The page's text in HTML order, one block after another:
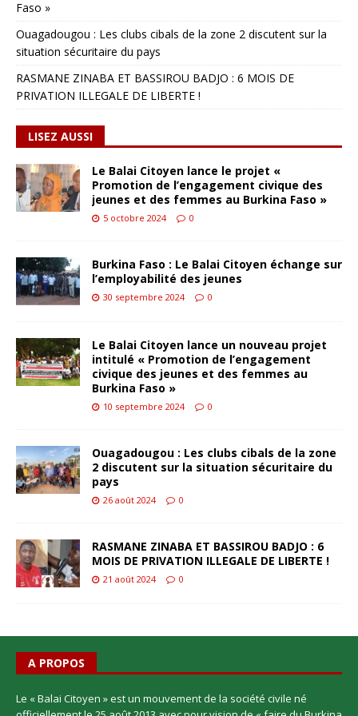
Faso »
Ouagadougou : Les clubs cibals de la zone 2 discutent sur la
situation sécuritaire du pays
RASMANE ZINABA ET BASSIROU BADJO : 6 MOIS DE
PRIVATION ILLEGALE DE LIBERTE !
LISEZ AUSSI
Le Balai Citoyen lance le projet «
Promotion de l’engagement civique des
jeunes et des femmes au Burkina Faso »
5 octobre 2024 0
Burkina Faso : Le Balai Citoyen échange sur
l’employabilité des jeunes
30 septembre 2024 0
Le Balai Citoyen lance un nouveau projet
intitulé « Promotion de l’engagement
civique des jeunes et des femmes au
Burkina Faso »
10 septembre 2024 0
Ouagadougou : Les clubs cibals de la zone
2 discutent sur la situation sécuritaire du
pays
26 août 2024 0
RASMANE ZINABA ET BASSIROU BADJO : 6
MOIS DE PRIVATION ILLEGALE DE LIBERTE !
21 août 2024 0
A PROPOS
Le « Balai Citoyen » est un mouvement de la société civile né